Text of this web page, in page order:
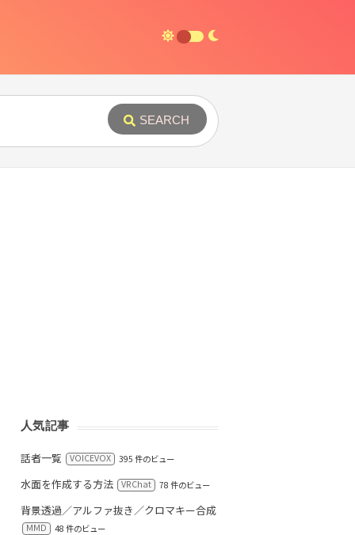
SEARCH
人気記事
話者一覧 VOICEVOX 395 件のビュー
水面を作成する方法 VRChat 78 件のビュー
背景透過／アルファ抜き／クロマキー合成
MMD 48 件のビュー